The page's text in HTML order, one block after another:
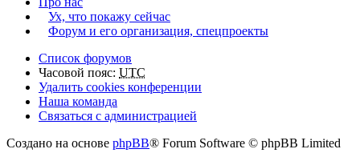
Ух, что покажу сейчас
Форум и его организация, спецпроекты
Список форумов
Часовой пояс: UTC
Удалить cookies конференции
Наша команда
Связаться с администрацией
Создано на основе phpBB® Forum Software © phpBB Limited